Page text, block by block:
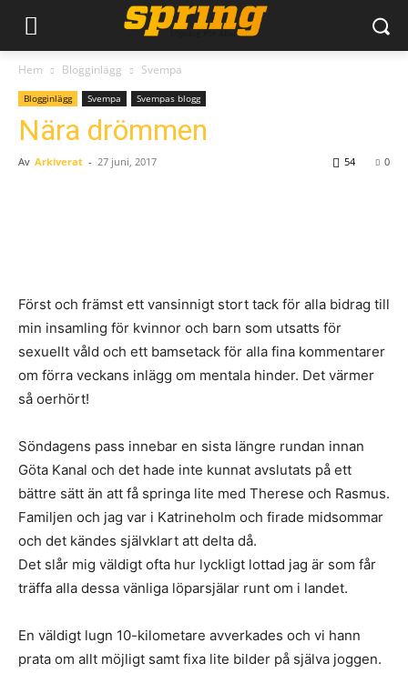
Hem Blogginlägg Svempa
Blogginlägg Svempa Svempas blogg
Nära drömmen
Av Arkiverat - 27 juni, 2017 0
54
Först och främst ett vansinnigt stort tack för alla bidrag till
min insamling för kvinnor och barn som utsatts för
sexuellt våld och ett bamsetack för alla fina kommentarer
om förra veckans inlägg om mentala hinder. Det värmer
så oerhört!
Söndagens pass innebar en sista längre rundan innan
Göta Kanal och det hade inte kunnat avslutats på ett
bättre sätt än att få springa lite med Therese och Rasmus.
Familjen och jag var i Katrineholm och firade midsommar
och det kändes självklart att delta då.
Det slår mig väldigt ofta hur lyckligt lottad jag är som får
träffa alla dessa vänliga löparsjälar runt om i landet.
En väldigt lugn 10-kilometare avverkades och vi hann
prata om allt möjligt samt fixa lite bilder på själva joggen.